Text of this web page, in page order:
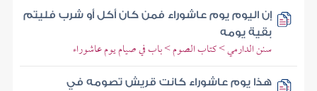
إن اليوم يوم عاشوراء فمن كان أكل أو شرب فليتم
بقية يومه
سنن الدارمي > كتاب الصوم > باب في صيام يوم عاشوراء
هذا يوم عاشوراء كانت قريش تصومه في